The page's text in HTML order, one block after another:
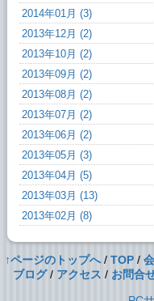
2014年01月 (3)
2013年12月 (2)
2013年10月 (2)
2013年09月 (2)
2013年08月 (2)
2013年07月 (2)
2013年06月 (2)
2013年05月 (3)
2013年04月 (5)
2013年03月 (13)
2013年02月 (8)
↑ページのトップへ / TOP /
ブログ/ アクセス / お問合